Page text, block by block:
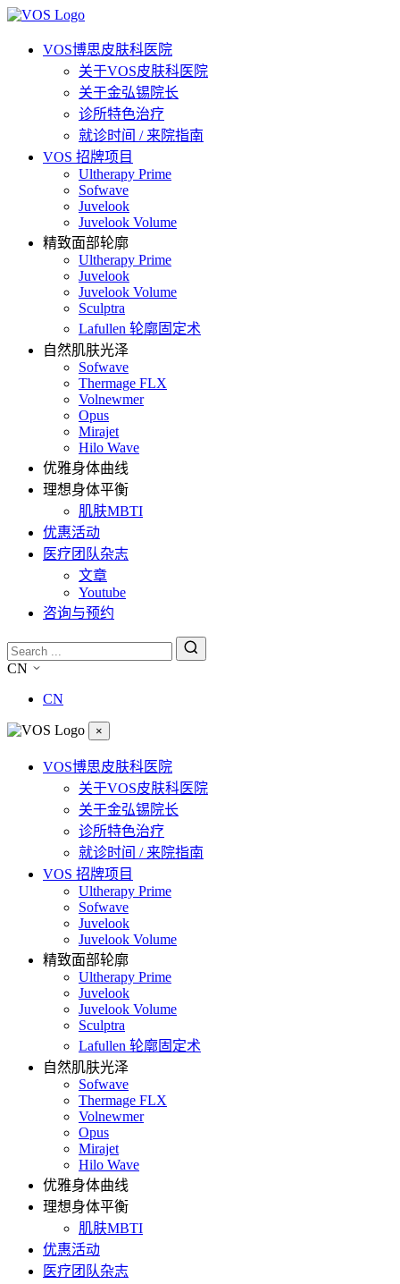
VOS博思皮肤科医院
关于VOS皮肤科医院
关于金弘锡院长
诊所特色治疗
就诊时间 / 来院指南
VOS 招牌项目
Ultherapy Prime
Sofwave
Juvelook
Juvelook Volume
精致面部轮廓
Ultherapy Prime
Juvelook
Juvelook Volume
Sculptra
Lafullen 轮廓固定术
自然肌肤光泽
Sofwave
Thermage FLX
Volnewmer
Opus
Mirajet
Hilo Wave
优雅身体曲线
理想身体平衡
肌肤MBTI
优惠活动
医疗团队杂志
文章
Youtube
咨询与预约
CN
CN
×
VOS博思皮肤科医院
关于VOS皮肤科医院
关于金弘锡院长
诊所特色治疗
就诊时间 / 来院指南
VOS 招牌项目
Ultherapy Prime
Sofwave
Juvelook
Juvelook Volume
精致面部轮廓
Ultherapy Prime
Juvelook
Juvelook Volume
Sculptra
Lafullen 轮廓固定术
自然肌肤光泽
Sofwave
Thermage FLX
Volnewmer
Opus
Mirajet
Hilo Wave
优雅身体曲线
理想身体平衡
肌肤MBTI
优惠活动
医疗团队杂志